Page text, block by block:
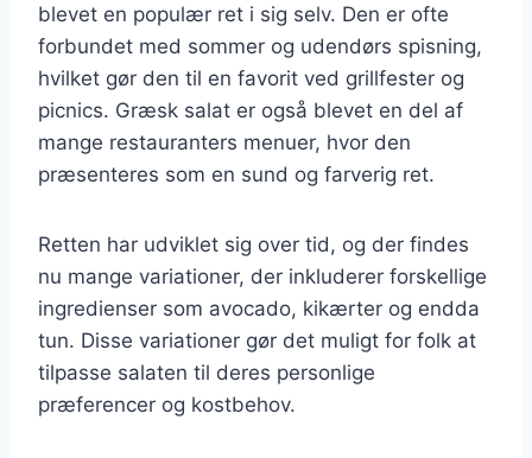
blevet en populær ret i sig selv. Den er ofte
forbundet med sommer og udendørs spisning,
hvilket gør den til en favorit ved grillfester og
picnics. Græsk salat er også blevet en del af
mange restauranters menuer, hvor den
præsenteres som en sund og farverig ret.
Retten har udviklet sig over tid, og der findes
nu mange variationer, der inkluderer forskellige
ingredienser som avocado, kikærter og endda
tun. Disse variationer gør det muligt for folk at
tilpasse salaten til deres personlige
præferencer og kostbehov.